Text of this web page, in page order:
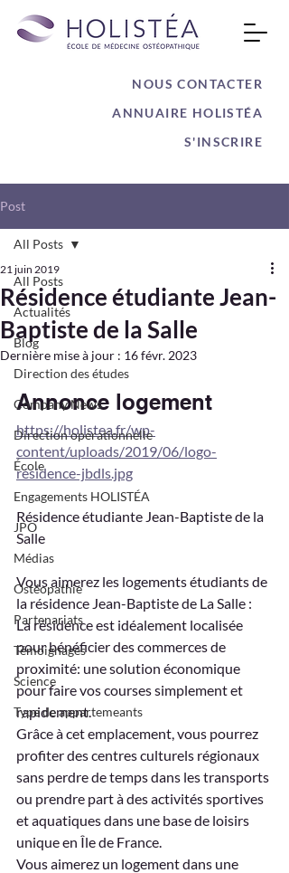
NOUS CONTACTER
ANNUAIRE HOLISTÉA
S'INSCRIRE
Post
All Posts
Actualités
Blog
Direction des études
Company News
Direction opérationnelle
École
Engagements HOLISTÉA
JPO
Médias
Ostéopathie
Partenariats
Témoignages
Science
Type de appartemeants
All Posts
Résidence étudiante Jean-
Baptiste de la Salle
21 juin 2019
Dernière mise à jour : 16 févr. 2023
Annonce logement
https://holistea.fr/wp-
content/uploads/2019/06/logo-
résidence-jbdls.jpg
Résidence étudiante Jean-Baptiste de la
Salle
Vous aimerez les logements étudiants de
la résidence Jean-Baptiste de La Salle :
La résidence est idéalement localisée
pour bénéficier des commerces de
proximité: une solution économique
pour faire vos courses simplement et
rapidement.
Grâce à cet emplacement, vous pourrez
profiter des centres culturels régionaux
sans perdre de temps dans les transports
ou prendre part à des activités sportives
et aquatiques dans une base de loisirs
unique en Île de France.
Vous aimerez un logement dans une